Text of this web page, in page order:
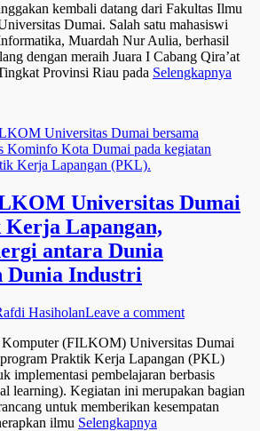
kembali datang dari Fakultas Ilmu
Dumai. Salah satu mahasiswi
Muardah Nur Aulia, berhasil
dengan meraih Juara I Cabang Qira’at
Provinsi Riau pada Selengkapnya
Universitas Dumai
Lapangan,
antara Dunia
Dunia Industri
HasiholanLeave a comment
(FILKOM) Universitas Dumai
Praktik Kerja Lapangan (PKL)
implementasi pembelajaran berbasis
learning). Kegiatan ini merupakan bagian
untuk memberikan kesempatan
ilmu Selengkapnya